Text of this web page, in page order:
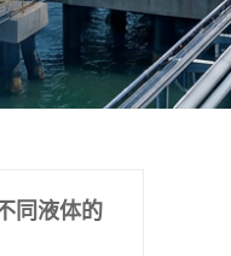
同液体的